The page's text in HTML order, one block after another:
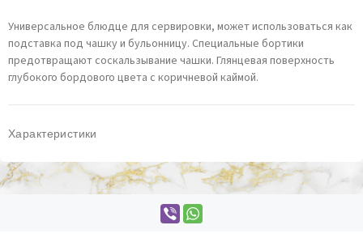
Универсальное блюдце для сервировки, может использоваться как
подставка под чашку и бульонницу. Специальные бортики
предотвращают соскальзывание чашки. Глянцевая поверхность
глубокого бордового цвета с коричневой каймой.
Характеристики